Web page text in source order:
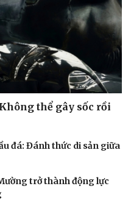
thể gây sốc rồi
đá: Đánh thức di sản giữa
trở thành động lực